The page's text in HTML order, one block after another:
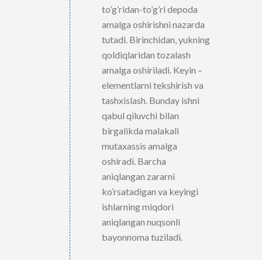
to’g’ridan-to’g’ri depoda
amalga oshirishni nazarda
tutadi. Birinchidan, yukning
qoldiqlaridan tozalash
amalga oshiriladi. Keyin –
elementlarni tekshirish va
tashxislash. Bunday ishni
qabul qiluvchi bilan
birgalikda malakali
mutaxassis amalga
oshiradi. Barcha
aniqlangan zararni
ko’rsatadigan va keyingi
ishlarning miqdori
aniqlangan nuqsonli
bayonnoma tuziladi.